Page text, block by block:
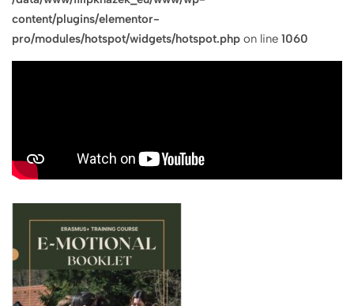
content/plugins/elementor-
pro/modules/hotspot/widgets/hotspot.php on line 1060